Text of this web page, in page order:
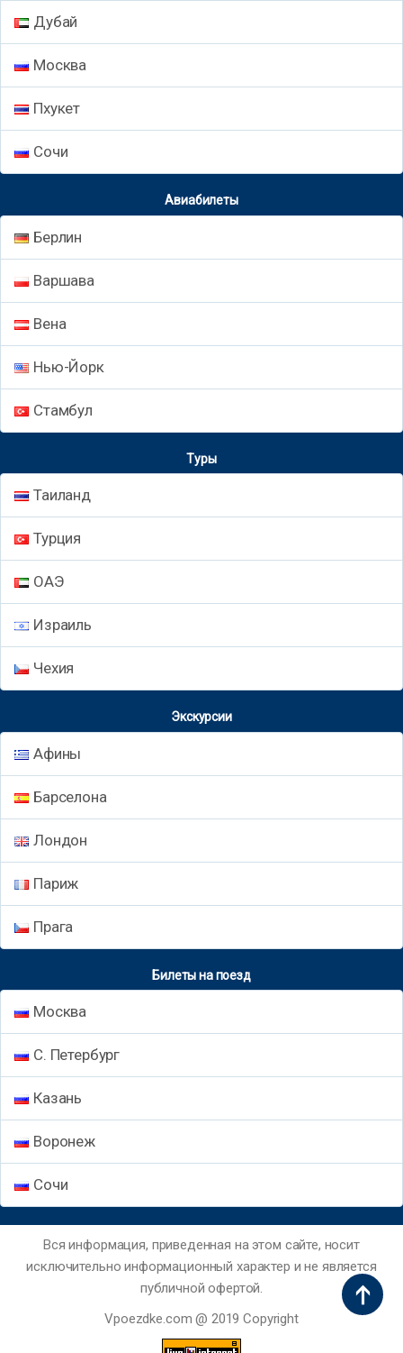
Дубай
Москва
Пхукет
Сочи
Авиабилеты
Берлин
Варшава
Вена
Нью-Йорк
Стамбул
Туры
Таиланд
Турция
ОАЭ
Израиль
Чехия
Экскурсии
Афины
Барселона
Лондон
Париж
Прага
Билеты на поезд
Москва
С. Петербург
Казань
Воронеж
Сочи
Вся информация, приведенная на этом сайте, носит
исключительно информационный характер и не является
публичной офертой.
Vpoezdke.com @ 2019 Copyright